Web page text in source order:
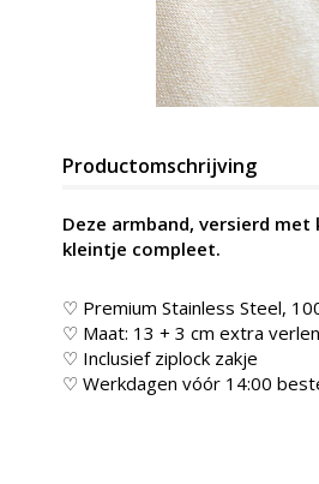
Productomschrijving
Deze armband, versierd
kleintje compleet.
♡ Premium Stainless Steel,
♡ Maat: 13 + 3 cm extra
♡ Inclusief ziplock zakje
♡ Werkdagen vóór 14:00